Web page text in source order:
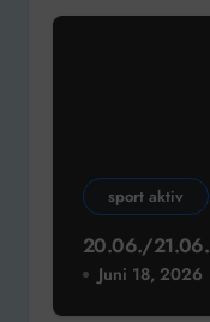
sport aktiv
20.06./
Juni 18, 2026